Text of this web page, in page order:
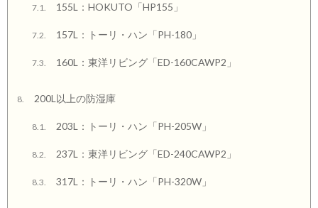
7.1. 155L：HOKUTO「HP155」
7.2. 157L：トーリ・ハン「PH-180」
7.3. 160L：東洋リビング「ED-160CAWP2」
8. 200L以上の防湿庫
8.1. 203L：トーリ・ハン「PH-205W」
8.2. 237L：東洋リビング「ED-240CAWP2」
8.3. 317L：トーリ・ハン「PH-320W」